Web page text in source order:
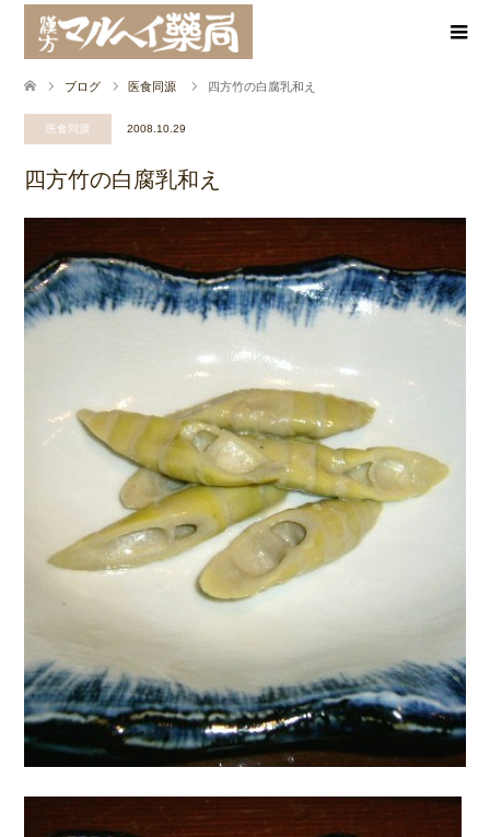
ブログ 医食同源 四方竹の白腐乳和え
医食同源 2008.10.29
四方竹の白腐乳和え